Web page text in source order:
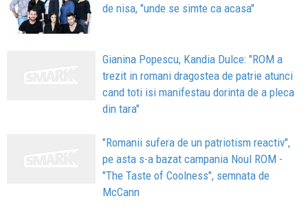
de nisa, "unde se simte ca acasa"
Gianina Popescu, Kandia Dulce: "ROM a
trezit in romani dragostea de patrie atunci
cand toti isi manifestau dorinta de a pleca
din tara"
"Romanii sufera de un patriotism reactiv",
pe asta s-a bazat campania Noul ROM -
"The Taste of Coolness", semnata de
McCann